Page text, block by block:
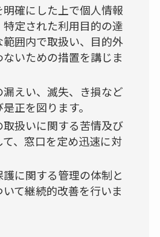
確にした上で個人情報
定された利用目的の達
範囲内で取扱い、目的外
いための措置を講じま
えい、滅失、き損など
正を図ります。
扱いに関する苦情及び
、窓口を定め迅速に対
に関する管理の体制と
て継続的改善を行いま